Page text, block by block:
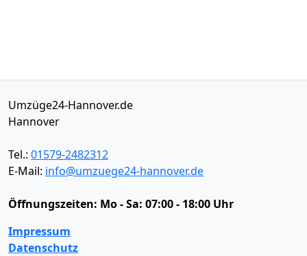
Umzüge24-Hannover.de
Hannover
Tel.: 01579-2482312
E-Mail: info@umzuege24-hannover.de
Öffnungszeiten: Mo - Sa: 07:00 - 18:00 Uhr
Impressum
Datenschutz